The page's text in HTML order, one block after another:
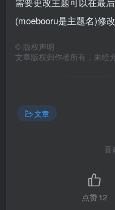
(moebooru是主题名)修
© 版权声明
文章版权归作者所有，未经
文章
喜
点赞12